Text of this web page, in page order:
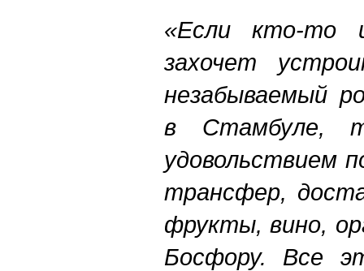
«Если кто-то
захочет
незабываемый
в
удовольствием
трансфер,
фрукты, вино,
Босфору. Все